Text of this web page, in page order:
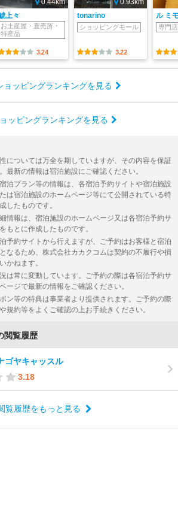
上々
お土産屋・直売所・
特産品
3.24
tonarino
ショッピングモール
3.22
ル ミ
専門店
ョッピングランキングを見る
ッピングランキングを見る
については万全を期していますが、その内容を保証
最新の情報は宿泊施設にご確認ください。
泊プラン等の情報は、各宿泊予約サイトや宿泊施設
は宿泊施設のホームページ等にて公開されている特
したものです。
情報は、宿泊施設のホームページ又は各宿泊予約サ
もとに作成したものです。
予約サイトから行えますが、ご予約はお客様と宿泊
なるため、株式会社カカクコムは契約の不履行や損
かねます。
は常に変動しています。ご予約の際は各宿泊予約サ
ージで最新の情報をご確認ください。
ン等の特典は事業者より提供されます。ご予約の際
規約等をよくご確認の上お手続きください。
閲覧履歴
ゴヤキャッスル
3.18
覧履歴をもっと見る